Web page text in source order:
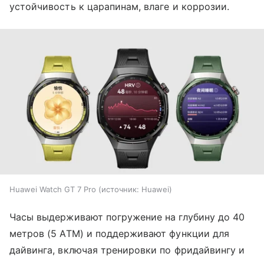
устойчивость к царапинам, влаге и коррозии.
Huawei Watch GT 7 Pro источник: Huawei
Часы выдерживают погружение на глубину до 40
метров (5 ATM) и поддерживают функции для
дайвинга, включая тренировки по фридайвингу и